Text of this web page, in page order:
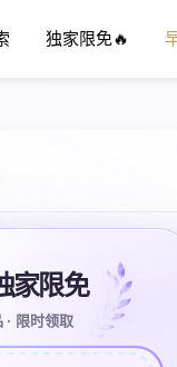
独家限免🔥
家限免
限时领取